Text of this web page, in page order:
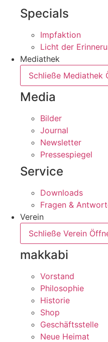
Specials
Impfaktion
Licht der
Mediathek
Schließe Mediathek
Media
Bilder
Journal
Newsletter
Pressespiegel
Service
Downloads
Fragen &
Verein
Schließe Verein
makkabi
Vorstand
Philosophie
Historie
Shop
Geschäftsstelle
Neue Heimat